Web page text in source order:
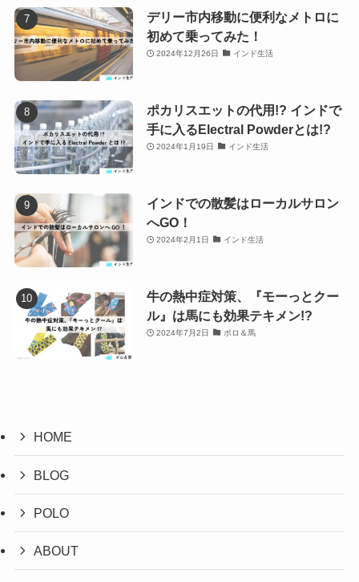
デリー市内移動に便利なメトロに
初めて乗ってみた！
2024年12月26日 インド生活
ポカリスエットの代用!? インドで
手に入るElectral Powderとは!?
2024年1月19日 インド生活
インドでの散髪はローカルサロン
へGO！
2024年2月1日 インド生活
牛の熱中症対策、『モーっとクー
ル』は馬にも効果テキメン!?
2024年7月2日 ポロ＆馬
HOME
BLOG
POLO
ABOUT